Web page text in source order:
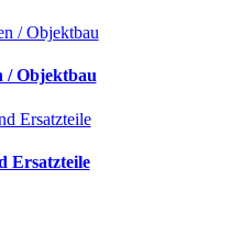
/ Objektbau
Ersatzteile